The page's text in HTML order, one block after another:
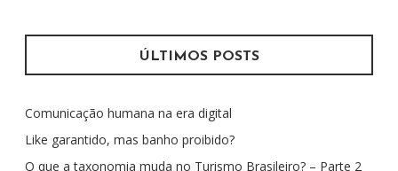
q
i
a
r
p
ÚLTIMOS POSTS
Comunicação humana na era digital
Like garantido, mas banho proibido?
O que a taxonomia muda no Turismo Brasileiro? – Parte 2